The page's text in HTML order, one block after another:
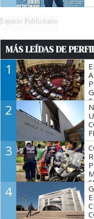
Espacio Publicitario
MÁS LEÍDAS DE
1
2
3
4